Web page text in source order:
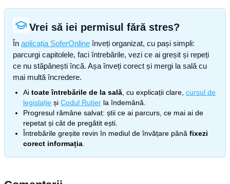
Vrei să iei permisul fără stres?
În aplicația SoferOnline înveți organizat, cu pași simpli:
parcurgi capitolele, faci întrebările, vezi ce ai greșit și repeți
ce nu stăpânești încă. Așa înveți corect și mergi la sală cu
mai multă încredere.
Ai toate întrebările de la sală , cu explicații clare, cursul de
legislație și Codul Rutier la îndemână.
Progresul rămâne salvat: știi ce ai parcurs, ce mai ai de
repetat și cât de pregătit ești.
Întrebările greșite revin în mediul de învățare până fixezi
corect informația